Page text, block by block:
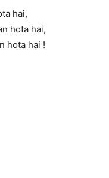
hai,
hota hai,
hota hai !